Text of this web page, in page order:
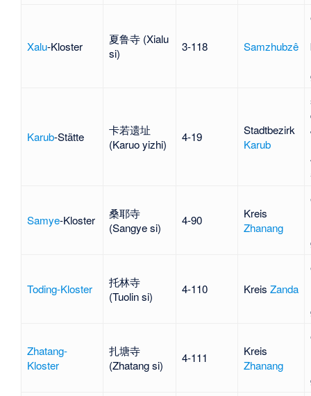
Xalu-Kloster
夏鲁寺 (Xialu
si)
3-118 Samzhubzê
Karub-Stätte
卡若遗址
(Karuo yizhi)
4-19
Stadtbezirk
Karub
Samye-Kloster
桑耶寺
(Sangye si)
4-90
Kreis
Zhanang
Toding-Kloster
托林寺
(Tuolin si)
4-110 Kreis Zanda
Zhatang-
Kloster
扎塘寺
(Zhatang si)
4-111
Kreis
Zhanang